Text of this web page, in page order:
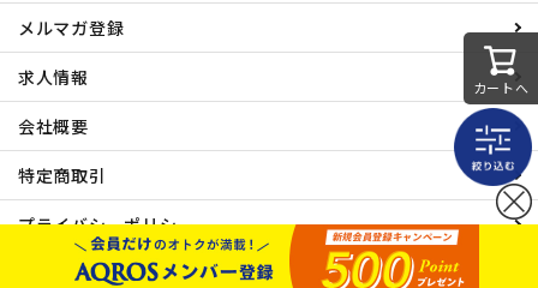
カートへ
メルマガ登録
求人情報
会社概要
特定商取引
プライバシーポリシー
© 有限会社エイチアイディ All rights reserved.